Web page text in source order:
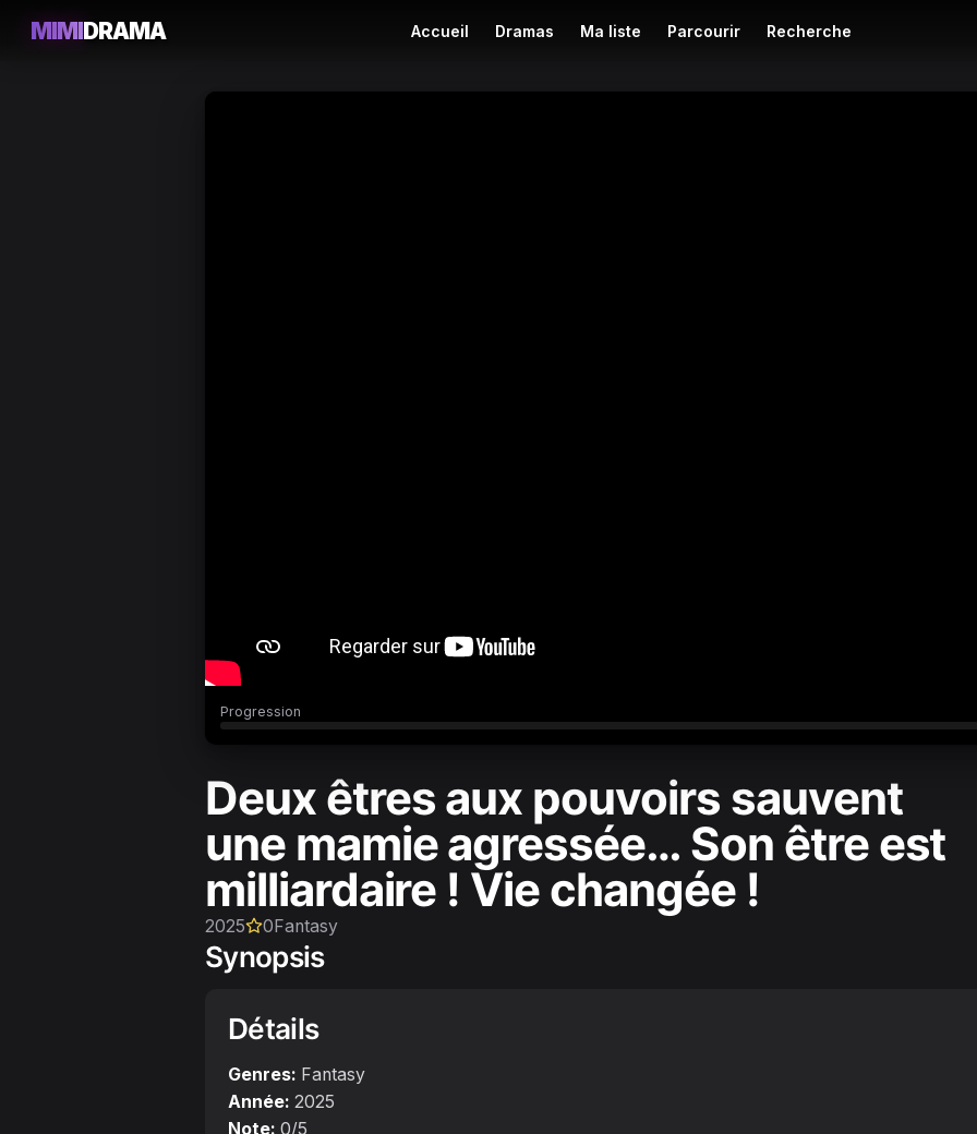
MIMIDRAMA Accueil Dramas Ma liste Parcourir Recherche
Progression
Deux êtres aux pouvoirs sauvent
une mamie agressée… Son être est
milliardaire ! Vie changée !
2025 0Fantasy
Synopsis
Détails
Genres: Fantasy
Année: 2025
Note: 0/5